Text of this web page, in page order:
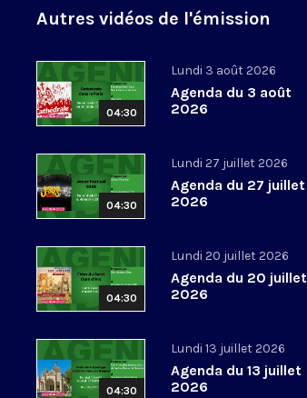
Autres vidéos de l'émission
04:30
Lundi 3 août 2026
Agenda du 3 août
2026
04:30
Lundi 27 juillet 2026
Agenda du 27 juillet
2026
04:30
Lundi 20 juillet 2026
Agenda du 20 juillet
2026
04:30
Lundi 13 juillet 2026
Agenda du 13 juillet
2026